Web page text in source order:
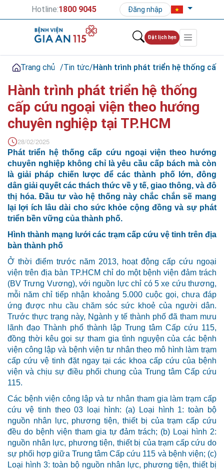
Hotline:1800 9045 Đăng nhập
Đặt lịch hẹn
Trang chủ /Tin tức/Hành trình phát triển hệ thống cấp
Hành trình phát triển hệ thống
cấp cứu ngoại viện theo hướng
chuyên nghiệp tại TP.HCM
28/02/2025
Phát triển hệ thống cấp cứu ngoại viện theo hướng
chuyên nghiệp không chỉ là yêu cầu cấp bách mà còn
là giải pháp chiến lược để các thành phố lớn, đông
dân giải quyết các thách thức về y tế, giao thông, và đô
thị hóa. Đầu tư vào hệ thống này chắc chắn sẽ mang
lại lợi ích lâu dài cho sức khỏe cộng đồng và sự phát
triển bền vững của thành phố.
Hình thành mạng lưới các trạm cấp cứu vệ tinh trên địa
bàn thành phố
Ở thời điểm trước năm 2013, hoạt động cấp cứu ngoại
viện trên địa bàn TP.HCM chỉ do một bệnh viện đảm trách
(BV Trưng Vương), với nguồn lực chỉ có 5 xe cứu thương,
mỗi năm chỉ tiếp nhận khoảng 5.000 cuộc gọi, chưa đáp
ứng được nhu cầu chăm sóc sức khoẻ của người dân.
Trước thực trạng này, Ngành y tế thành phố đã tham mưu
lãnh đạo Thành phố thành lập Trung tâm Cấp cứu 115,
đồng thời kêu gọi sự tham gia tình nguyện của các bệnh
viện công lập và bệnh viện tư nhân theo mô hình làm trạm
cấp cứu vệ tinh đặt ngay tại các khoa cấp cứu của bệnh
viện và chịu sự điều phối chung của Trung tâm Cấp cứu
115.
Các bệnh viện công lập và tư nhân tham gia làm trạm cấp
cứu vệ tinh theo 03 loại hình: (a) Loại hình 1: toàn bộ
nguồn nhân lực, phương tiện, thiết bị của trạm cấp cứu
đều do bệnh viện tham gia tự đảm trách; (b) Loại hình 2:
nguồn nhân lực, phương tiện, thiết bị của trạm cấp cứu do
sự phối hợp giữa Trung tâm Cấp cứu 115 và bệnh viện; (c)
Loại hình 3: toàn bộ nguồn nhân lực, phương tiện, thiết bị